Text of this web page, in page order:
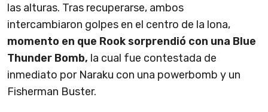
las alturas. Tras recuperarse, ambos
intercambiaron golpes en el centro de la lona,
momento en que Rook sorprendió con una Blue
Thunder Bomb, la cual fue contestada de
inmediato por Naraku con una powerbomb y un
Fisherman Buster.